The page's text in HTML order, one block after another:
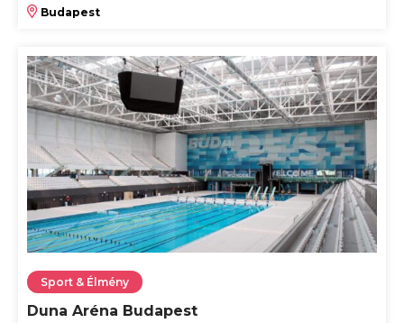
Budapest
Sport & Élmény
Duna Aréna Budapest